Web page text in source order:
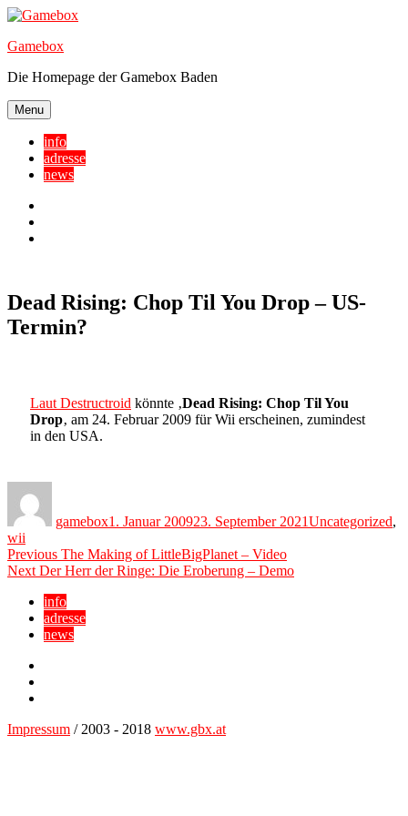
Skip
content
Gamebox
Die Homepage der Gamebox Baden
Menu
info
adresse
news
Dead Rising: Chop Til You Drop – US-
Termin?
Laut Destructroid könnte ‚Dead Rising: Chop Til You
Drop‚ am 24. Februar 2009 für Wii erscheinen, zumindest
in den USA.
gamebox1. Januar 200923. September 2021Uncategorized,
wii
Beitragsnavigation
Previous Previous
post:
The Making of LittleBigPlanet – Video
Next Next
Der Herr der Ringe: Die Eroberung – Demo
info
adresse
news
Impressum / 2003 - 2018 www.gbx.at